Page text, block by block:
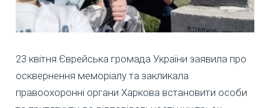
23 квітня Єврейська громада України заявила про
осквернення меморіалу та закликала
правоохоронні органи Харкова встановити особи